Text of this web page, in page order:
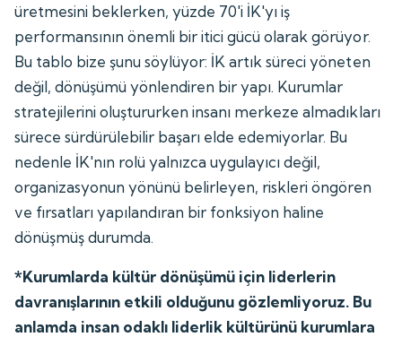
üretmesini beklerken, yüzde 70'i İK'yı iş
performansının önemli bir itici gücü olarak görüyor.
Bu tablo bize şunu söylüyor: İK artık süreci yöneten
değil, dönüşümü yönlendiren bir yapı. Kurumlar
stratejilerini oluştururken insanı merkeze almadıkları
sürece sürdürülebilir başarı elde edemiyorlar. Bu
nedenle İK'nın rolü yalnızca uygulayıcı değil,
organizasyonun yönünü belirleyen, riskleri öngören
ve fırsatları yapılandıran bir fonksiyon haline
dönüşmüş durumda.
*Kurumlarda kültür dönüşümü için liderlerin
davranışlarının etkili olduğunu gözlemliyoruz. Bu
anlamda insan odaklı liderlik kültürünü kurumlara